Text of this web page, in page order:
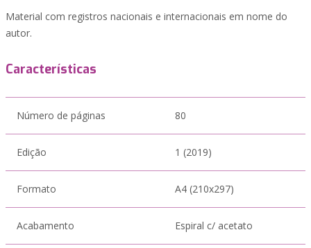
Material com registros nacionais e internacionais em nome do
autor.
Características
Número de páginas 80
Edição 1 (2019)
Formato A4 (210x297)
Acabamento Espiral c/ acetato